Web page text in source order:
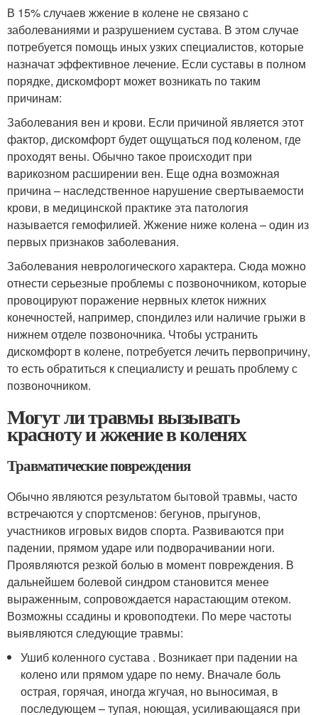
В 15% случаев жжение в колене не связано с
заболеваниями и разрушением сустава. В этом случае
потребуется помощь иных узких специалистов, которые
назначат эффективное лечение. Если суставы в полном
порядке, дискомфорт может возникать по таким
причинам:
Заболевания вен и крови. Если причиной является этот
фактор, дискомфорт будет ощущаться под коленом, где
проходят вены. Обычно такое происходит при
варикозном расширении вен. Еще одна возможная
причина – наследственное нарушение свертываемости
крови, в медицинской практике эта патология
называется гемофилией. Жжение ниже колена – один из
первых признаков заболевания.
Заболевания неврологического характера. Сюда можно
отнести серьезные проблемы с позвоночником, которые
провоцируют поражение нервных клеток нижних
конечностей, например, спондилез или наличие грыжи в
нижнем отделе позвоночника. Чтобы устранить
дискомфорт в колене, потребуется лечить первопричину,
то есть обратиться к специалисту и решать проблему с
позвоночником.
Могут ли травмы вызывать
красноту и жжение в коленях
Травматические повреждения
Обычно являются результатом бытовой травмы, часто
встречаются у спортсменов: бегунов, прыгунов,
участников игровых видов спорта. Развиваются при
падении, прямом ударе или подворачивании ноги.
Проявляются резкой болью в момент повреждения. В
дальнейшем болевой синдром становится менее
выраженным, сопровождается нарастающим отеком.
Возможны ссадины и кровоподтеки. По мере частоты
выявляются следующие травмы:
Ушиб коленного сустава . Возникает при падении на
колено или прямом ударе по нему. Вначале боль
острая, горячая, иногда жгучая, но выносимая, в
последующем – тупая, ноющая, усиливающаяся при